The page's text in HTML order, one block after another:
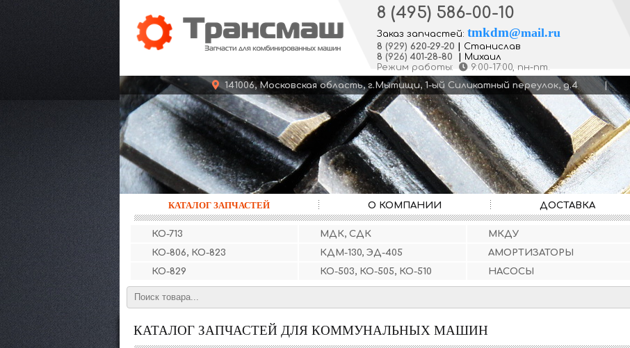
8 (495) 586-00-10
Заказ запчастей: tmkdm@mail.ru
8 (929) 620-29-20
Станислав
8 (926) 401-28-80
Михаил
Режим работы:
9:00-17:00, пн-пт.
141006, Московская область, г.Мытищи, 1-ый Силикатный переулок, д.4 |
КАТАЛОГ ЗАПЧАСТЕЙ О КОМПАНИИ ДОСТАВКА
КО-713 МДК, СДК МКДУ
КО-806, КО-823
КДМ-130, ЭД-405 АМОРТИЗАТОРЫ
КО-829
КО-503, КО-505, КО-510 НАСОСЫ
КАТАЛОГ ЗАПЧАСТЕЙ ДЛЯ КОММУНАЛЬНЫХ МАШИН